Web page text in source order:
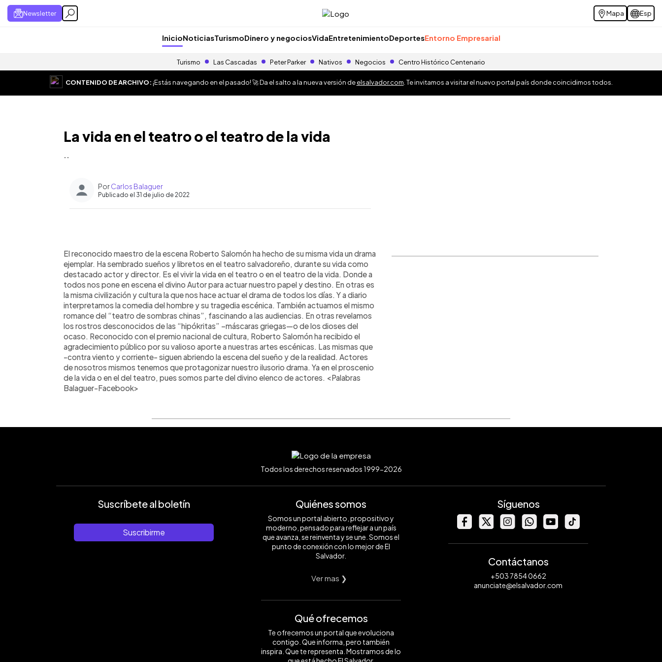
Newsletter Mapa Esp
InicioNoticiasTurismoDinero y negociosVidaEntretenimientoDeportesEntorno Empresarial
Turismo Las Cascadas Peter Parker Nativos Negocios Centro Histórico Centenario
CONTENIDO DE ARCHIVO:¡Estás navegando en el pasado! 🚀 Da el salto a la nueva versión deelsalvador.com . Te invitamos a visitar el nuevo portal país donde coincidimos todos.
La vida en el teatro o el teatro de la vida
..
PorCarlos Balaguer
Publicado el 31 de julio de 2022
► Escuchar artículo
El reconocido maestro de la escena Roberto Salomón ha hecho de su misma vida un drama
ejemplar. Ha sembrado sueños y libretos en el teatro salvadoreño, durante su vida como
destacado actor y director. Es el vivir la vida en el teatro o en el teatro de la vida. Donde a
todos nos pone en escena el divino Autor para actuar nuestro papel y destino. En otras es
la misma civilización y cultura la que nos hace actuar el drama de todos los días. Y a diario
interpretamos la comedia del hombre y su tragedia escénica. También actuamos el mismo
romance del “teatro de sombras chinas”, fascinando a las audiencias. En otras revelamos
los rostros desconocidos de las “hipókritas” –máscaras griegas—o de los dioses del
ocaso. Reconocido con el premio nacional de cultura, Roberto Salomón ha recibido el
agradecimiento público por su valioso aporte a nuestras artes escénicas. Las mismas que
-contra viento y corriente- siguen abriendo la escena del sueño y de la realidad. Actores
de nosotros mismos tenemos que protagonizar nuestro ilusorio drama. Ya en el proscenio
de la vida o en el del teatro, pues somos parte del divino elenco de actores. <Palabras
Balaguer-Facebook>
Todos los derechos reservados 1999-2026
Suscríbete al boletín
Suscribirme
Quiénes somos
Somos un portal abierto, propositivo y
moderno, pensado para reflejar a un país
que avanza, se reinventa y se une. Somos el
punto de conexión con lo mejor de El
Salvador.
Ver mas ❯
Qué ofrecemos
Te ofrecemos un portal que evoluciona
contigo. Que informa, pero también
inspira. Que te representa. Mostramos de lo
Síguenos
Contáctanos
+503 7854 0662
anunciate@elsalvador.com